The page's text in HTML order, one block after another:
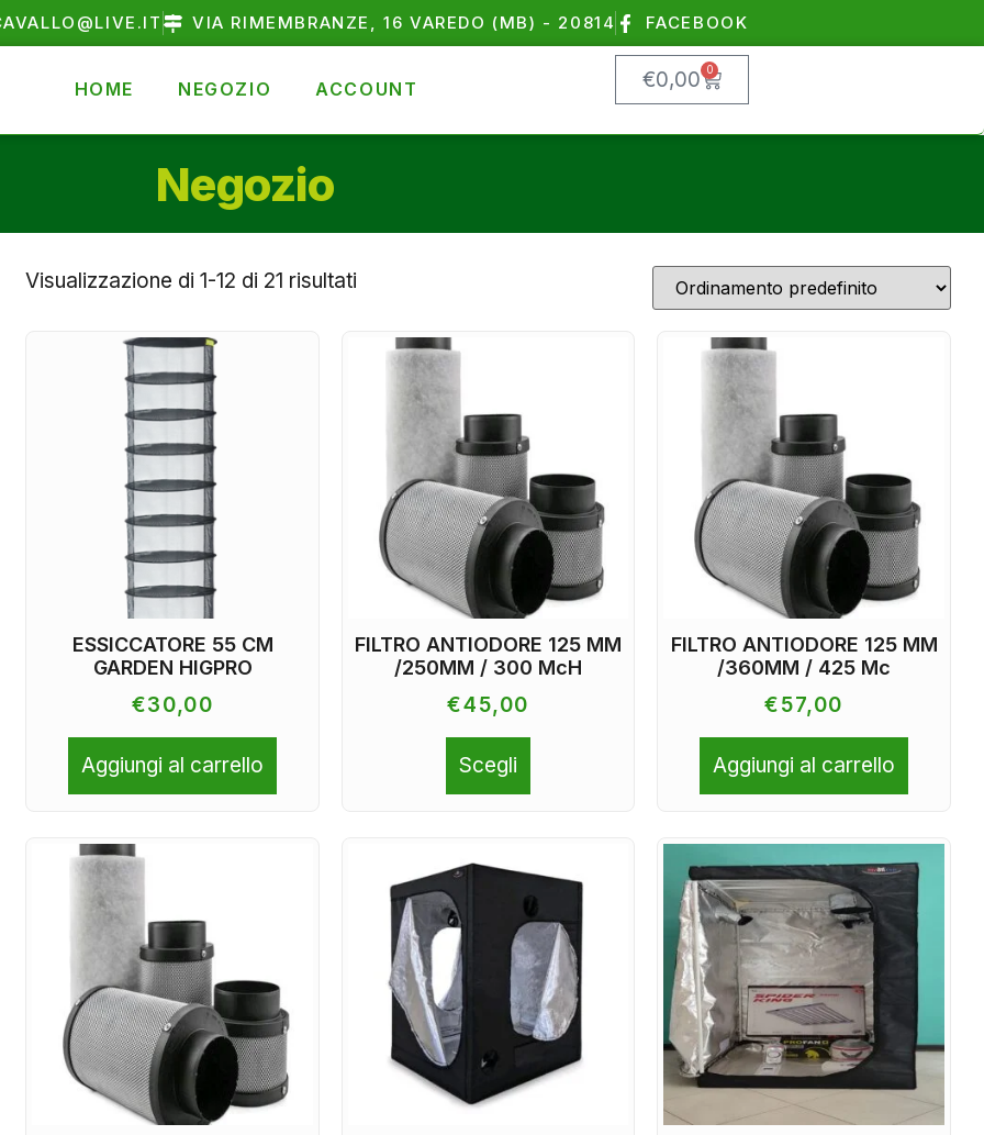
VIA RIMEMBRANZE, 16 VAREDO (MB) - 20814 FACEBOOK
HOME NEGOZIO ACCOUNT €0,00 0
Negozio
Visualizzazione di 1-12 di 21 risultati
ESSICCATORE 55 CM
GARDEN HIGPRO
€30,00
Aggiungi al carrello
FILTRO ANTIODORE 125 MM
/250MM / 300 McH
€45,00
Scegli
FILTRO ANTIODORE 125 MM
/360MM / 425 Mc
€57,00
Aggiungi al carrello